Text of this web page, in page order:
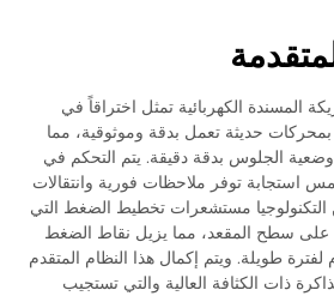
المسندة الكهربائية تمثل اختراقاً في
حديثة تعمل بدقة وموثوقية، مما
الجلوس بدقة دقيقة. يتم التحكم في
استجابة توفر ملاحظات فورية وانتقالات
مستشعرات تخطيط الضغط التي
على سطح المقعد، مما يزيل نقاط الضغط
لفترة طويلة. ويتم إكمال هذا النظام المتقدم
ذات الكثافة العالية والتي تستجيب